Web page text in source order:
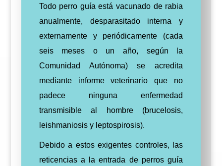
Todo perro guía está vacunado de rabia
anualmente, desparasitado interna y
externamente y periódicamente (cada
seis meses o un año, según la
Comunidad Autónoma) se acredita
mediante informe veterinario que no
padece ninguna enfermedad
transmisible al hombre (brucelosis,
leishmaniosis y leptospirosis).
Debido a estos exigentes controles, las
reticencias a la entrada de perros guía